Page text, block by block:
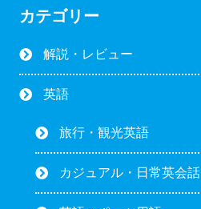
カテゴリー
解説・レビュー
英語
旅行・観光英語
カジュアル・日常英会話